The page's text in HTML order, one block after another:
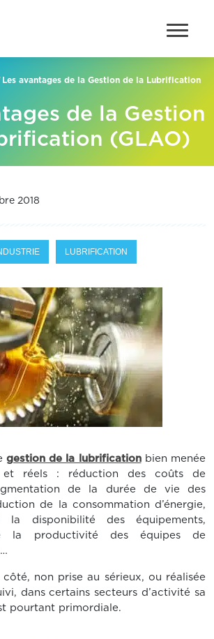
Les avantages de la Gestion de la Lubrification
de la Gestion
(GLAO)
2018
LUBRIFICATION
gestion de la lubrificationbien menée
et réels : réduction des coûts de
de la durée de vie des
de la consommation d’énergie,
la disponibilité des équipements,
la productivité des équipes de
non prise au sérieux, ou réalisée
dans certains secteurs d’activité sa
pourtant primordiale.